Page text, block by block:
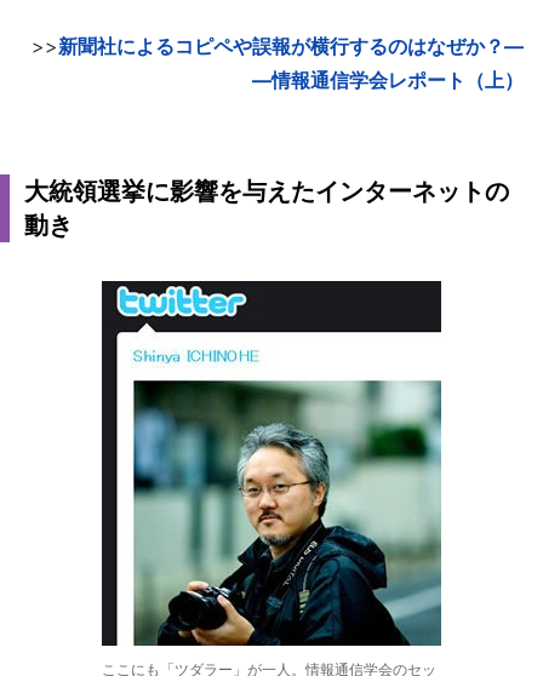
>>新聞社によるコピペや誤報が横行するのはなぜか？―
―情報通信学会レポート（上）
大統領選挙に影響を与えたインターネットの
動き
ここにも「ツダラー」が一人。情報通信学会のセッ